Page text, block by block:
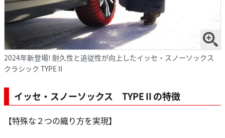
2024年新登場! 耐久性と追従性が向上したイッセ・スノーソックス
クラシック TYPEⅡ
イッセ・スノーソックス TYPEⅡの特徴
【特殊な２つの織り方を実現】